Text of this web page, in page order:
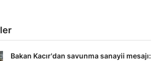
Bakan Kacır'dan savunma sanayii mesajı: